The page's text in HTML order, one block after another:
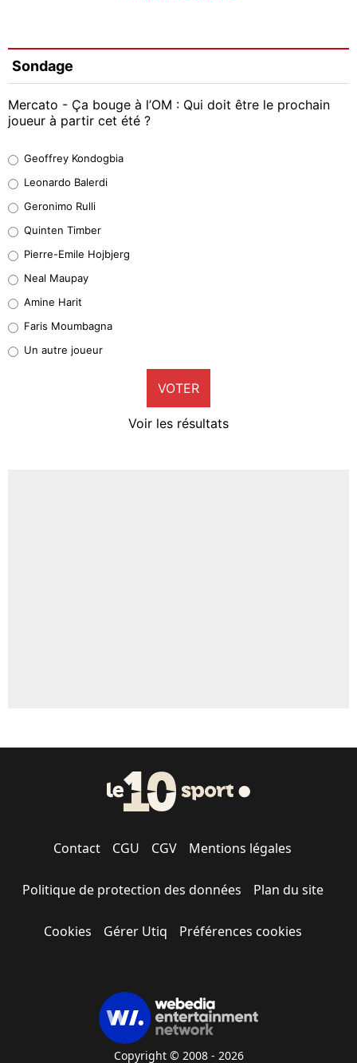
Sondage
Mercato - Ça bouge à l’OM : Qui doit être le prochain
joueur à partir cet été ?
38%
32%
5%
1%
9%
Geoffrey Kondogbia
Leonardo Balerdi
Geronimo Rulli
Quinten Timber
Pierre-Emile Hojbjerg
Neal Maupay
Amine Harit
Faris Moumbagna
Un autre joueur
VOTER
Voir les résultats
Contact CGU CGV Mentions légales
Politique de protection des données Plan du site
Cookies Gérer Utiq Préférences cookies
Copyright © 2008 - 2026